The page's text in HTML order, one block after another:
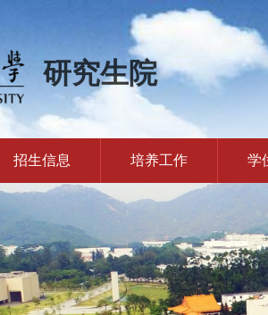
研究生院
招生信息 培养工作 学